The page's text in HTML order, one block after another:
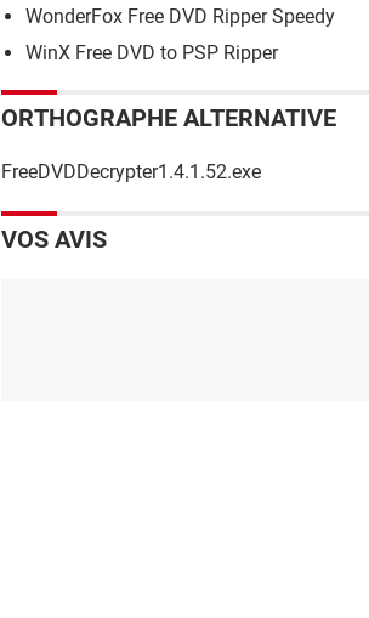
WonderFox Free DVD Ripper Speedy
WinX Free DVD to PSP Ripper
ORTHOGRAPHE ALTERNATIVE
FreeDVDDecrypter1.4.1.52.exe
VOS AVIS